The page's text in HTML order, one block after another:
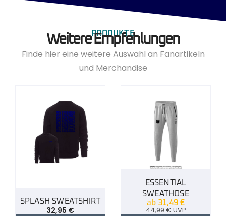
PRODUKTE
Weitere Empfehlungen
Finde hier eine weitere Auswahl an Fanartikeln
und Merchandise
SPLASH SWEATSHIRT
32,95 €
ESSENTIAL
SWEATHOSE
ab 31,49 €
44,99€UVP